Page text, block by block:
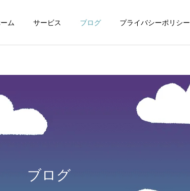
ム サービス ブログ プライバシーポリシー
グラフィックデザイン
ブログ